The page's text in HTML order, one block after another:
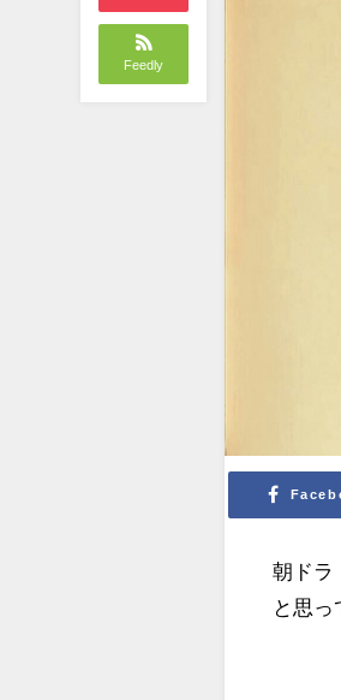
Feedly
朝ドラ
と思っ